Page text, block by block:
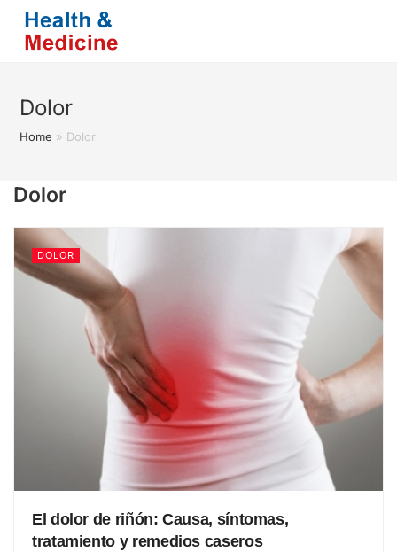
Saltar
contenido
Dolor
Home » Dolor
Dolor
DOLOR
El dolor de riñón: Causa, síntomas,
tratamiento y remedios caseros